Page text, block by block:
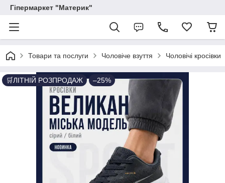
Гіпермаркет "Материк"
Товари та послуги Чоловіче взуття Чоловічі кросівки
🛒ЛІТНІЙ РОЗПРОДАЖ –25%